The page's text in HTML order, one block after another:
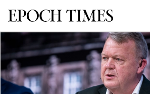
Svenska Epoch Times